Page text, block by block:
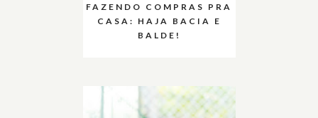
FAZENDO COMPRAS PRA
CASA: HAJA BACIA E
BALDE!